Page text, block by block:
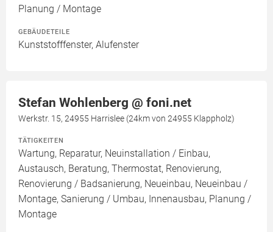
Planung / Montage
GEBÄUDETEILE
Kunststofffenster, Alufenster
Stefan Wohlenberg @ foni.net
Werkstr. 15, 24955 Harrislee (24km von 24955 Klappholz)
TÄTIGKEITEN
Wartung, Reparatur, Neuinstallation / Einbau,
Austausch, Beratung, Thermostat, Renovierung,
Renovierung / Badsanierung, Neueinbau, Neueinbau /
Montage, Sanierung / Umbau, Innenausbau, Planung /
Montage